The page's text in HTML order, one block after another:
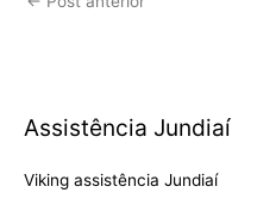
Assistência Jundiaí
Viking assistência Jundiaí